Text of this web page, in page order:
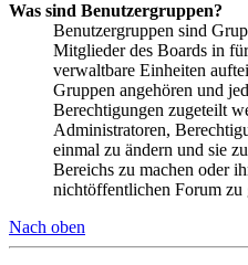
Was sind Benutzergruppen?
Benutzergruppen sind
Mitglieder des Boards in
verwaltbare Einheiten
Gruppen angehören und
Berechtigungen zugeteilt
Administratoren,
einmal zu ändern und sie
Bereichs zu machen oder
nichtöffentlichen Forum zu
Nach oben